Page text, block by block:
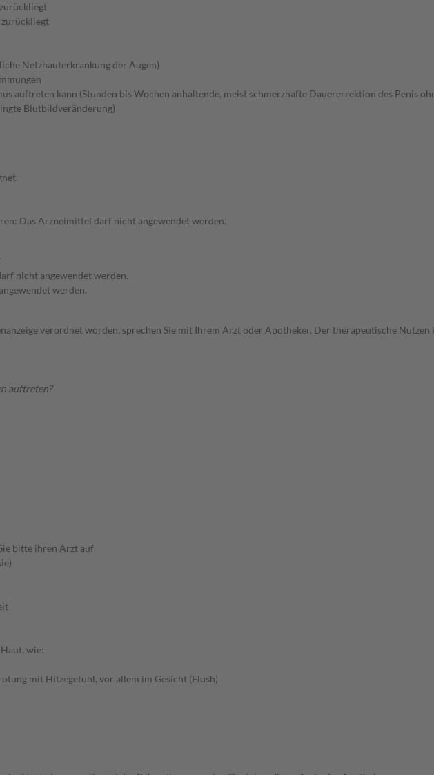
zurückliegt
Netzhauterkrankung der Augen)
auftreten kann (Stunden bis Wochen anhaltende, meist schmerzhafte Dauererrektion des Penis
Blutbildveränderung)
Das Arzneimittel darf nicht angewendet werden.
nicht angewendet werden.
werden.
verordnet worden, sprechen Sie mit Ihrem Arzt oder Apotheker. Der therapeutische Nutzen
auftreten?
bitte ihren Arzt auf
wie:
mit Hitzegefühl, vor allem im Gesicht (Flush)